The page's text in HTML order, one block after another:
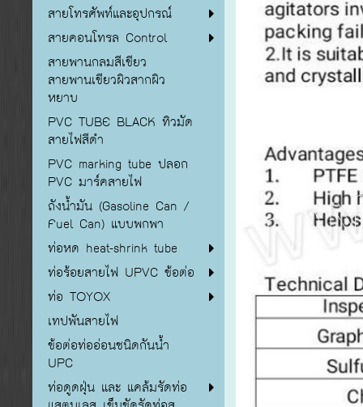
สายโทรศัพท์และอุปกรณ์
สายคอนโทรล Control
สายพานกลมสีเขียว
สายพานเขียวผิวสากผิว
หยาบ
PVC TUBE BLACK ทิวมัด
สายไฟสีดำ
PVC marking tube ปลอก
PVC มาร์คสายไฟ
ถังน้ำมัน (Gasoline Can /
Fuel Can) แบบพกพา
ท่อหด heat-shrink tube
ท่อร้อยสายไฟ UPVC ข้อต่อ
ท่อ TOYOX
เทปพันสายไฟ
ข้อต่อท่ออ่อนชนิดกันน้ำ
UPC
ท่อดูดฝุ่น และ แคล้มรัดท่อ